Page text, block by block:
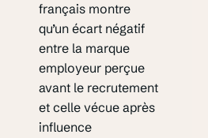
français montre
qu’un écart négatif
entre la marque
employeur perçue
avant le recrutement
et celle vécue après
influence